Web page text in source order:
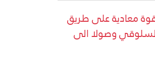
معادية على طريق
وصولا الى